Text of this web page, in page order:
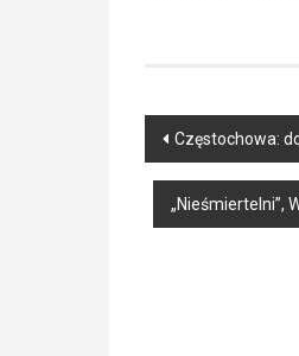
Post
navigation
Częstochowa:
„Nieśmiertelni”,